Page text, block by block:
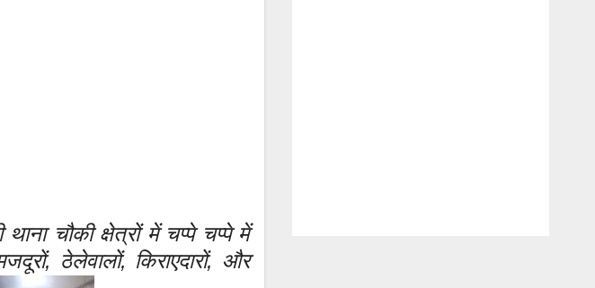
चौकी क्षेत्रों में चप्पे चप्पे में
ठेलेवालों, किराएदारों, और